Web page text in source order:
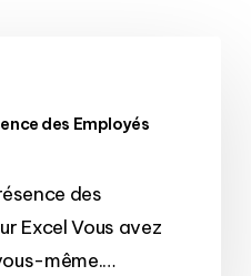
des Employés
des
Excel Vous avez
même.…